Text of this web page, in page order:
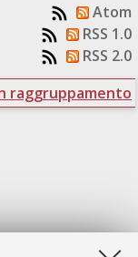
Atom
RSS 1.0
RSS 2.0
raggruppamento